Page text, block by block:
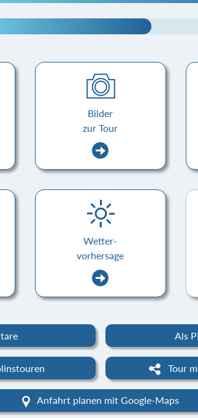
Bilder
zur Tour
Wetter-
vorhersage
Als
Tour
Anfahrt planen mit Google-Maps